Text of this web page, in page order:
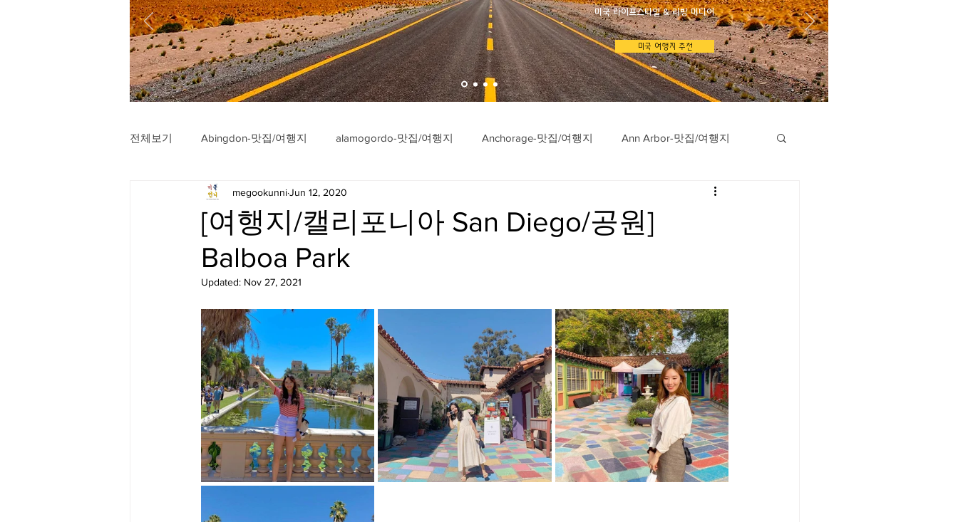
​미국 라이프스타일 & 리빙 미디어
미국 여행지 추천
전체보기 Abingdon-맛집/여행지 alamogordo-맛집/여행지 Anchorage-맛집/여행지 Ann Arbor-맛집/여행지
Arlington-맛집/여행지 Arlington-맛집/여행지 Austin-맛집/여행지
Badlands-맛집/여행지 Baltimore-맛집/여행지
Big Bend-맛집/여행지 Bloomfield-맛집/여행지 Bloomington-맛집/여행지 Boone-맛집/여행지
Boston-맛집/여행지 Boulder City-맛집/여행지 Brawley-맛집/여행지 Bretton Woods-맛집/여행지
Bronx-맛집/여행지 Bryce Canyon-맛집/여행지 Buena Park-맛집/여행지 Calipatria-맛집/여행지
Cambridge-맛집/여행지 Campton-맛집/여행지 Campton-맛집/여행지 Cascade Locks-맛집/여행지
[여행지/캘리포니아 San Diego/공원]
Balboa Park
megookunniJun 12, 2020
Updated: Nov 27, 2021